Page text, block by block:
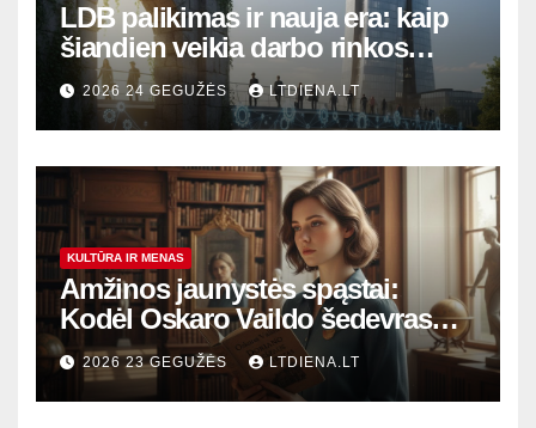
LDB palikimas ir nauja era: kaip
šiandien veikia darbo rinkos
variklis Lietuvoje?
2026 24 GEGUŽĖS LTDIENA.LT
KULTŪRA IR MENAS
Amžinos jaunystės spąstai:
Kodėl Oskaro Vaildo šedevras
šiandien aktualesnis nei bet
kada?
2026 23 GEGUŽĖS LTDIENA.LT